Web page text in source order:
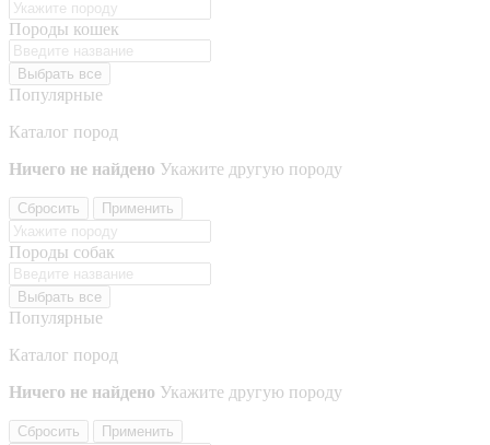
Породы кошек
Выбрать все
Популярные
Каталог пород
Ничего не найдено Укажите другую породу
Сбросить Применить
Породы собак
Выбрать все
Популярные
Каталог пород
Ничего не найдено Укажите другую породу
Сбросить Применить